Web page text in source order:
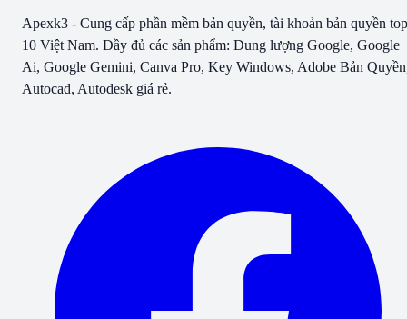
Apexk3 - Cung cấp phần mềm bản quyền, tài khoản bản quyền top
10 Việt Nam. Đầy đủ các sản phẩm: Dung lượng Google, Google
Ai, Google Gemini, Canva Pro, Key Windows, Adobe Bản
Autocad, Autodesk giá rẻ.